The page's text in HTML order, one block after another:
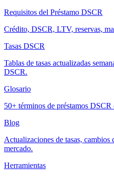
Requisitos del Préstamo DSCR
Crédito, DSCR, LTV, reservas,
Tasas DSCR
Tablas de tasas actualizadas
DSCR.
Glosario
50+ términos de préstamos
Blog
Actualizaciones de tasas, cambios
mercado.
Herramientas